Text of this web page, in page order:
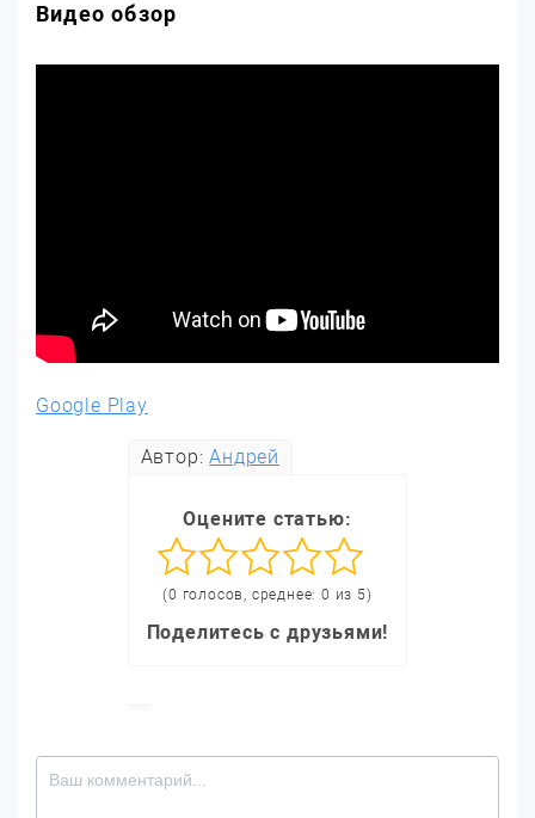
Видео обзор
Google Play
Автор:Андрей
Оцените статью:
(0 голосов, среднее: 0 из 5)
Поделитесь с друзьями!